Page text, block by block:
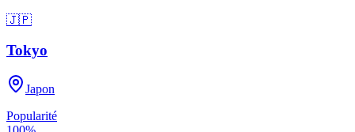
🇯🇵
Tokyo
Japon
Popularité